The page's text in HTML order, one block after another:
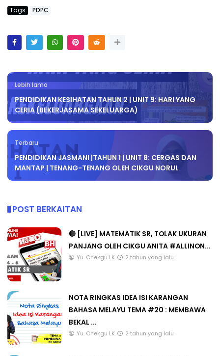
Tags PDPC
Lebih lama
PENDIDIKAN KESIHATAN TAHUN 2 | UNIT 9: HARI YANG
CERIA (BEKERJASAMA SEKELUARGA)
Terbaru
PENDIDIKAN JASMANI |TAHUN 1 | UNIT 8: CERGAS DAN
MANTAP | TENANG-TENANG OLEH CIKGU NORUL
POST BERKAITAN
🔴 [LIVE] MATEMATIK SR, TOLAK UKURAN
PANJANG OLEH CIKGU ANITA #ALLINON...
Yu. Chekgu LK 2 tahun yang lalu
NOTA RINGKAS IDEA ISI KARANGAN
BAHASA MELAYU TEMA #20 : MEMBAWA
BEKAL ...
Yu. Chekgu LK 2 tahun yang lalu